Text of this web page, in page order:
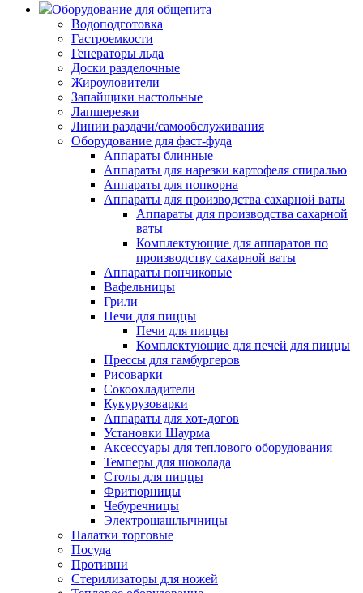
Оборудование для общепита
Водоподготовка
Гастроемкости
Генераторы льда
Доски разделочные
Жироуловители
Запайщики настольные
Лапшерезки
Линии раздачи/самообслуживания
Оборудование для фаст-фуда
Аппараты блинные
Аппараты для нарезки картофеля спиралью
Аппараты для попкорна
Аппараты для производства сахарной ваты
Аппараты для производства сахарной
ваты
Комплектующие для аппаратов по
производству сахарной ваты
Аппараты пончиковые
Вафельницы
Грили
Печи для пиццы
Печи для пиццы
Комплектующие для печей для пиццы
Прессы для гамбургеров
Рисоварки
Сокоохладители
Кукурузоварки
Аппараты для хот-догов
Установки Шаурма
Аксессуары для теплового оборудования
Темперы для шоколада
Столы для пиццы
Фритюрницы
Чебуречницы
Электрошашлычницы
Палатки торговые
Посуда
Противни
Стерилизаторы для ножей